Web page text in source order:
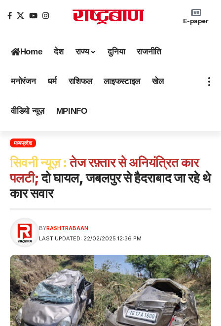
E-paper
Home देश राज्य दुनिया राजनीति
मनोरंजन धर्म राशिफल लाइफस्टाइल खेल
वीडियो न्यूज़ MPINFO
मध्यप्रदेश
सिवनी न्यूज़ :तेज रफ़्तार से अनियंत्रित कार
पलटी;दो घायल, जबलपुर से हैदराबाद जा रहे थे
कार सवार
LAST UPDATED: 22/02/2025 12:36 PM
BYRASHTRABAAN